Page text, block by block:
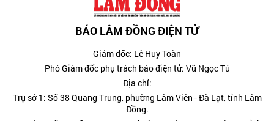
BÁO LÂM ĐỒNG ĐIỆN TỬ
Giám đốc: Lê Huy Toàn
Phó Giám đốc phụ trách báo điện tử: Vũ Ngọc Tú
Địa chỉ:
Trụ sở 1: Số 38 Quang Trung, phường Lâm Viên - Đà Lạt, tỉnh Lâm
Đồng.